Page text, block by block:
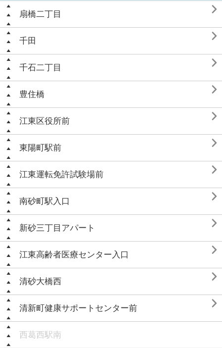
扇橋二丁目 
千田 
千石二丁目 
豊住橋 
江東区役所前 
東陽町駅前 
江東運転免許試験場前 
南砂町駅入口 
新砂三丁目アパート 
江東高齢者医療センター入口 
清砂大橋西 
清新町健康サポートセンター前 
西葛西駅南